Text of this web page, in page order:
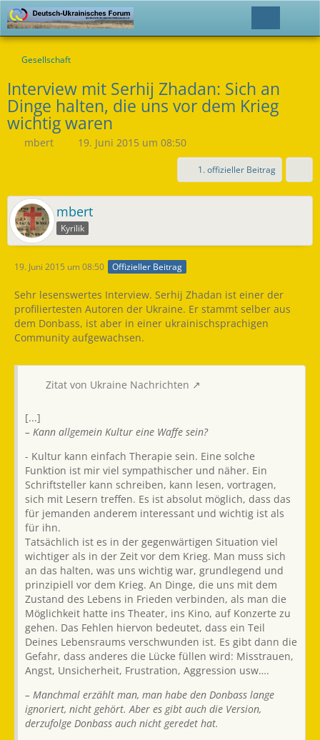
Gesellschaft
Interview mit Serhij Zhadan: Sich an
Dinge halten, die uns vor dem Krieg
wichtig waren
mbert 19. Juni 2015 um 08:50
1. offizieller Beitrag
mbert
Kyrilik
19. Juni 2015 um 08:50 Offizieller Beitrag
Sehr lesenswertes Interview. Serhij Zhadan ist einer der
profiliertesten Autoren der Ukraine. Er stammt selber aus
dem Donbass, ist aber in einer ukrainischsprachigen
Community aufgewachsen.
Zitat von Ukraine Nachrichten
[...]
– Kann allgemein Kultur eine Waffe sein?
- Kultur kann einfach Therapie sein. Eine solche
Funktion ist mir viel sympathischer und näher. Ein
Schriftsteller kann schreiben, kann lesen, vortragen,
sich mit Lesern treffen. Es ist absolut möglich, dass das
für jemanden anderem interessant und wichtig ist als
für ihn.
Tatsächlich ist es in der gegenwärtigen Situation viel
wichtiger als in der Zeit vor dem Krieg. Man muss sich
an das halten, was uns wichtig war, grundlegend und
prinzipiell vor dem Krieg. An Dinge, die uns mit dem
Zustand des Lebens in Frieden verbinden, als man die
Möglichkeit hatte ins Theater, ins Kino, auf Konzerte zu
gehen. Das Fehlen hiervon bedeutet, dass ein Teil
Deines Lebensraums verschwunden ist. Es gibt dann die
Gefahr, dass anderes die Lücke füllen wird: Misstrauen,
Angst, Unsicherheit, Frustration, Aggression usw….
– Manchmal erzählt man, man habe den Donbass lange
ignoriert, nicht gehört. Aber es gibt auch die Version,
derzufolge Donbass auch nicht geredet hat.